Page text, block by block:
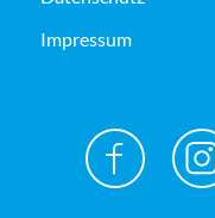
Impressum